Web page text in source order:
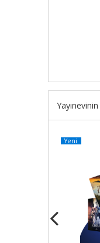
Yeni